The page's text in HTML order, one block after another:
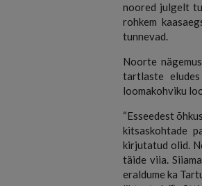
noored julgelt
rohkem
tunnevad.
Noorte
tartlaste
loomakohviku
“Esseedest
kitsaskohtade
kirjutatud olid.
täide viia.
eraldume ka